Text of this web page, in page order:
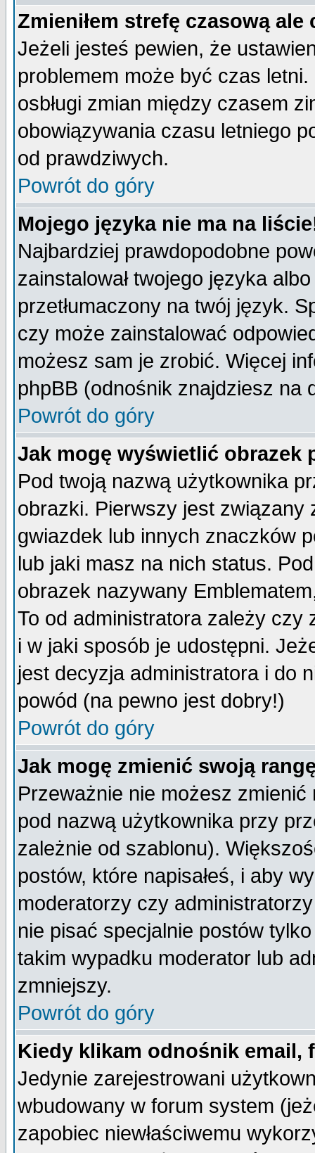
Zmieniłem strefę czasową
Jeżeli jesteś pewien, że
problemem może być czas
osbługi zmian między czasem
obowiązywania czasu letniego
od prawdziwych.
Powrót do góry
Mojego języka nie ma na
Najbardziej prawdopodobne
zainstalował twojego języka
przetłumaczony na twój język.
czy może zainstalować
możesz sam je zrobić. Więcej
phpBB (odnośnik znajdziesz na
Powrót do góry
Jak mogę wyświetlić obrazek
Pod twoją nazwą użytkownika
obrazki. Pierwszy jest
gwiazdek lub innych znaczków
lub jaki masz na nich status.
obrazek nazywany
To od administratora zależy czy
i w jaki sposób je udostępni.
jest decyzja administratora i do
powód (na pewno jest dobry!)
Powrót do góry
Jak mogę zmienić swoją
Przeważnie nie możesz
pod nazwą użytkownika przy
zależnie od szablonu).
postów, które napisałeś, i aby
moderatorzy czy
nie pisać specjalnie postów
takim wypadku moderator lub
zmniejszy.
Powrót do góry
Kiedy klikam odnośnik email,
Jedynie zarejestrowani
wbudowany w forum system
zapobiec niewłaściwemu